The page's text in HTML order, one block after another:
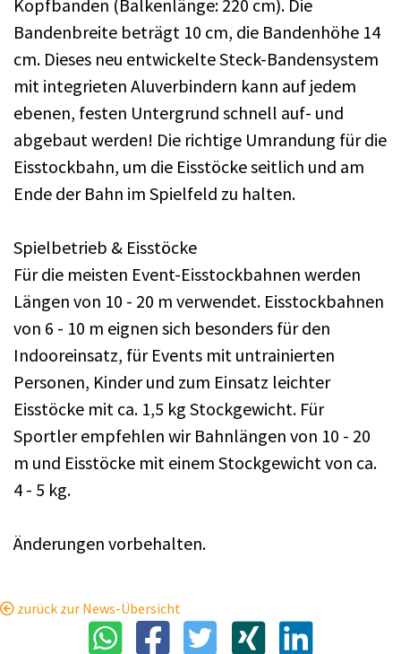
Kopfbanden (Balkenlänge: 220 cm). Die
Bandenbreite beträgt 10 cm, die Bandenhöhe 14
cm. Dieses neu entwickelte Steck-Bandensystem
mit integrieten Aluverbindern kann auf jedem
ebenen, festen Untergrund schnell auf- und
abgebaut werden! Die richtige Umrandung für die
Eisstockbahn, um die Eisstöcke seitlich und am
Ende der Bahn im Spielfeld zu halten.
Spielbetrieb & Eisstöcke
Für die meisten Event-Eisstockbahnen werden
Längen von 10 - 20 m verwendet. Eisstockbahnen
von 6 - 10 m eignen sich besonders für den
Indooreinsatz, für Events mit untrainierten
Personen, Kinder und zum Einsatz leichter
Eisstöcke mit ca. 1,5 kg Stockgewicht. Für
Sportler empfehlen wir Bahnlängen von 10 - 20
m und Eisstöcke mit einem Stockgewicht von ca.
4 - 5 kg.
Änderungen vorbehalten.
zurück zur News-Übersicht